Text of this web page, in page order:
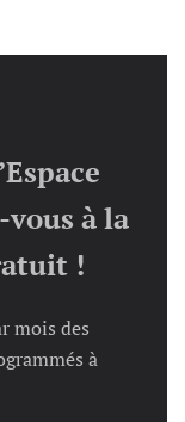
à la
!
mois des
à